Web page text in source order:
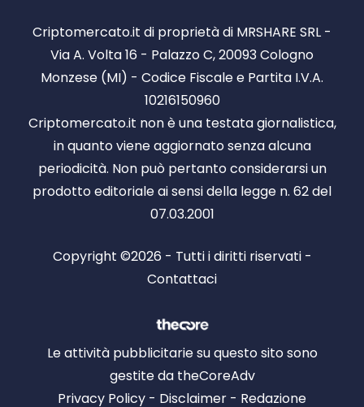
Criptomercato.it di proprietà di MRSHARE SRL -
Via A. Volta 16 - Palazzo C, 20093 Cologno
Monzese (MI) - Codice Fiscale e Partita I.V.A.
10216150960
Criptomercato.it non è una testata giornalistica,
in quanto viene aggiornato senza alcuna
periodicità. Non può pertanto considerarsi un
prodotto editoriale ai sensi della legge n. 62 del
07.03.2001
Copyright ©2026 - Tutti i diritti riservati -
Contattaci
Le attività pubblicitarie su questo sito sono
gestite da theCoreAdv
Privacy Policy - Disclaimer - Redazione